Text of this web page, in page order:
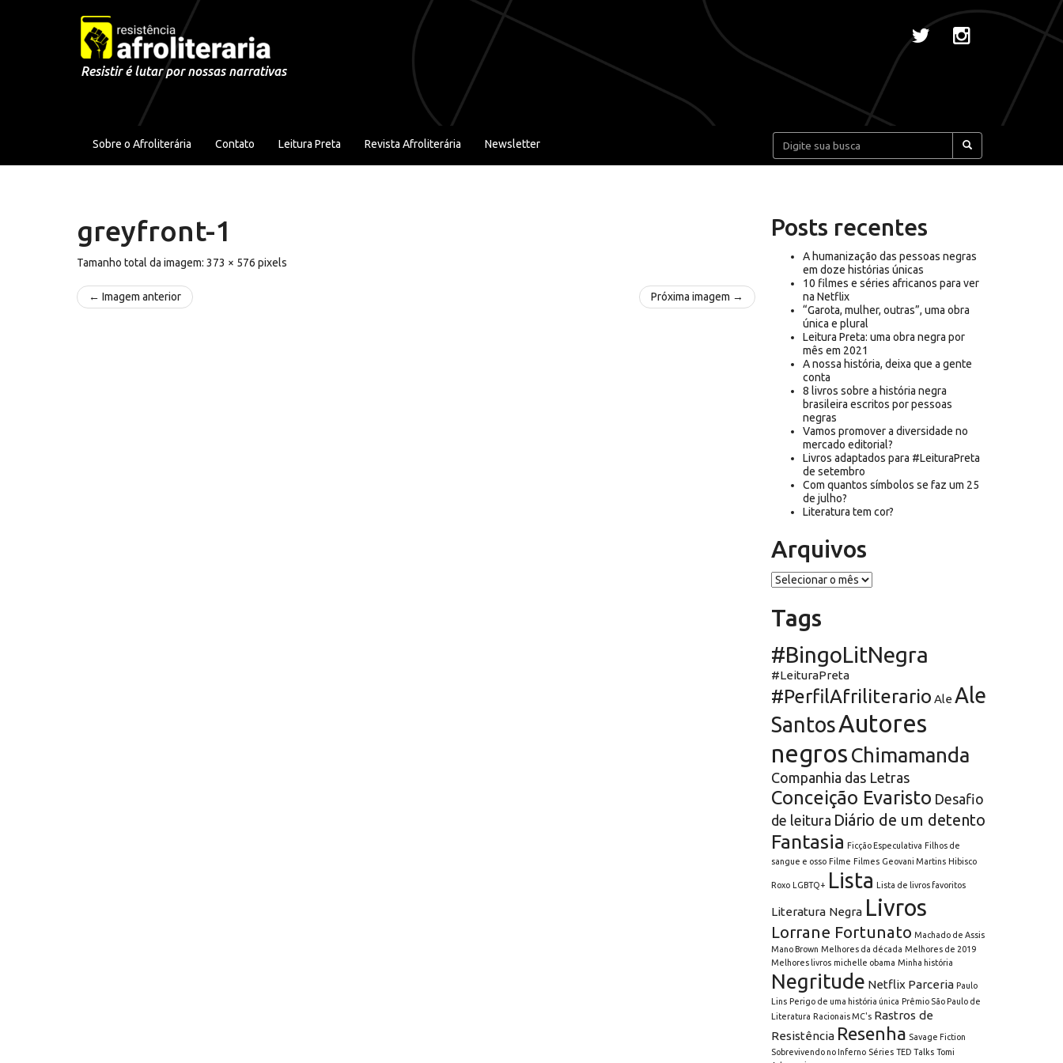
Pular para o conteúdo
Resistir é lutar por nossas narrativas
Sobre o Afroliterária Contato Leitura Preta Revista Afroliterária Newsletter Pesquisar:
greyfront-1
Tamanho total da imagem: 373 × 576 pixels
← Imagem anterior Próxima imagem →
Posts recentes
A humanização das pessoas negras
em doze histórias únicas
10 filmes e séries africanos para ver
na Netflix
“Garota, mulher, outras”, uma obra
única e plural
Leitura Preta: uma obra negra por
mês em 2021
A nossa história, deixa que a gente
conta
8 livros sobre a história negra
brasileira escritos por pessoas
negras
Vamos promover a diversidade no
mercado editorial?
Livros adaptados para #LeituraPreta
de setembro
Com quantos símbolos se faz um 25
de julho?
Literatura tem cor?
Arquivos
Arquivos
Tags
#BingoLitNegra
#LeituraPreta
#PerfilAfriliterario Ale Ale
SantosAutores
negros Chimamanda
Companhia das Letras
Conceição Evaristo Desafio
de leitura Diário de um detento
Fantasia Ficção Especulativa Filhos de
sangue e osso Filme Filmes Geovani Martins Hibisco
Roxo LGBTQ+ Lista Lista de livros favoritos
Literatura Negra Livros
Lorrane Fortunato Machado de Assis
Mano Brown Melhores da década Melhores de 2019
Melhores livros michelle obama Minha história
Negritude Netflix Parceria Paulo
Lins Perigo de uma história única Prêmio São Paulo de
Literatura Racionais MC's Rastros de
Resistência Resenha Savage Fiction
Sobrevivendo no Inferno Séries TED Talks Tomi